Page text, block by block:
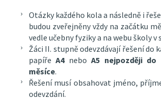
Otázky každého kola a následně i
budou zveřejněny vždy na začátku
vedle učebny fyziky a na webu školy v
Žáci II. stupně odevzdávají řešení do
papířeA4neboA5 nejpozději do
měsíce.
Řešení musí obsahovat jméno,
odevzdání.